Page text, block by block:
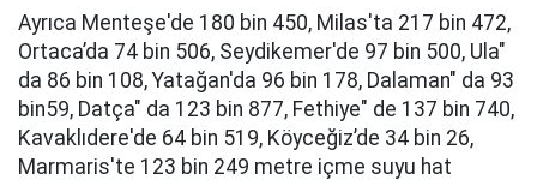
Ayrıca Menteşe'de 180 bin 450, Milas'ta 217 bin 472,
Ortaca’da 74 bin 506, Seydikemer'de 97 bin 500, Ula"
da 86 bin 108, Yatağan'da 96 bin 178, Dalaman" da 93
bin59, Datça" da 123 bin 877, Fethiye" de 137 bin 740,
Kavaklıdere'de 64 bin 519, Köyceğiz’de 34 bin 26,
Marmaris'te 123 bin 249 metre içme suyu hat